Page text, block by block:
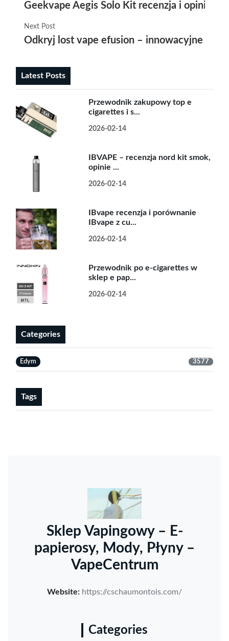
Geekvape Aegis Solo Kit recenzja i opinie
Next Post
Odkryj lost vape efusion – innowacyjne
Latest Posts
Przewodnik zakupowy top e
cigarettes i s...
2026-02-14
IBVAPE – recenzja nord kit smok,
opinie ...
2026-02-14
IBvape recenzja i porównanie
IBvape z cu...
2026-02-14
Przewodnik po e-cigarettes w
sklep e pap...
2026-02-14
Categories
Edym 3577
Tags
Sklep Vapingowy – E-
papierosy, Mody, Płyny –
VapeCentrum
Website: https://cschaumontois.com/
Categories